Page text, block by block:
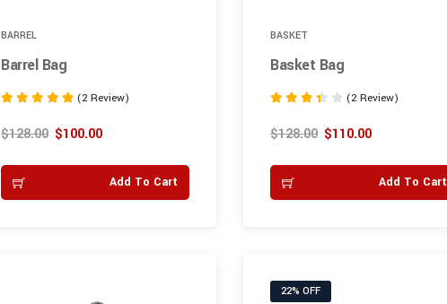
BARREL
Barrel Bag
5.00
out of 5
(2 Review)
$128.00 $100.00
Add To Cart
BASKET
Basket Bag
3.50
out of 5
(2 Review)
$128.00 $110.00
Add To Cart
22% OFF